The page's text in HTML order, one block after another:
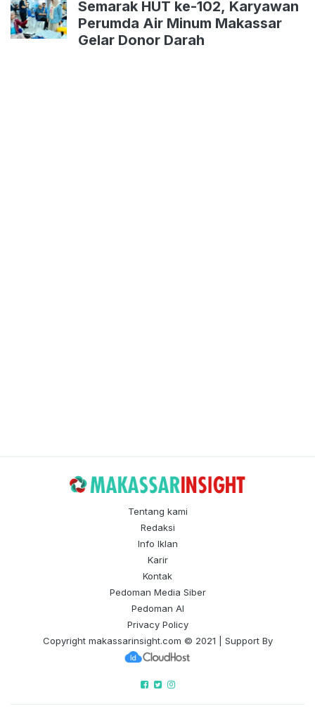
Semarak HUT ke-102, Karyawan
Perumda Air Minum Makassar
Gelar Donor Darah
Tentang kami
Redaksi
Info Iklan
Karir
Kontak
Pedoman Media Siber
Pedoman AI
Privacy Policy
Copyright makassarinsight.com © 2021 | Support By